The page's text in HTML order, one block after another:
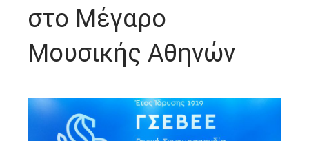
στο Μέγαρο
Μουσικής Αθηνών